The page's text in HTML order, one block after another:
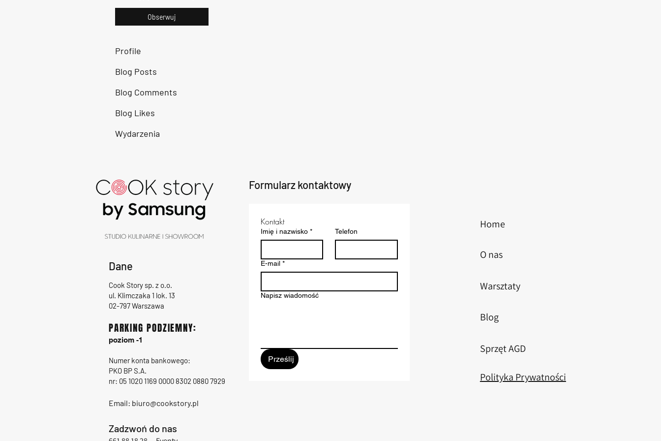
Obserwuj
Profile
Blog Posts
Blog Comments
Blog Likes
Wydarzenia
Dane
Cook Story sp. z o.o.
ul. Klimczaka 1 lok. 13
02-797 Warszawa
PARKING PODZIEMNY:
poziom -1
Numer konta bankowego:
PKO BP S.A.
nr: 05 1020 1169 0000 8302 0880 7929
Email: biuro@cookstory.pl
Zadzwoń do nas
Formularz kontaktowy
Kontakt
Imię i nazwisko * Telefon
E-mail *
Napisz wiadomość
Prześlij
Home
O nas
Warsztaty
Blog
Sprzęt AGD
Polityka Prywatności